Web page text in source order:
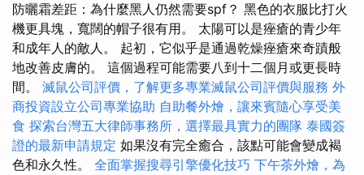
防曬霜差距：為什麼黑人仍然需要spf？ 黑色的衣服比打火
機更具塊，寬闊的帽子很有用。 太陽可以是痤瘡的青少年
和成年人的敵人。 起初，它似乎是通過乾燥痤瘡來奇蹟般
地改善皮膚的。 這個過程可能需要八到十二個月或更長時
間。 滅鼠公司評價，了解更多專業滅鼠公司評價與服務 外
商投資設立公司專業協助 自助餐外燴，讓來賓隨心享受美
食 探索台灣五大律師事務所，選擇最具實力的團隊 泰國簽
證的最新申請規定 如果沒有完全癒合，該點可能會變成褐
色和永久性。 全面掌握搜尋引擎優化技巧 下午茶外燴，為